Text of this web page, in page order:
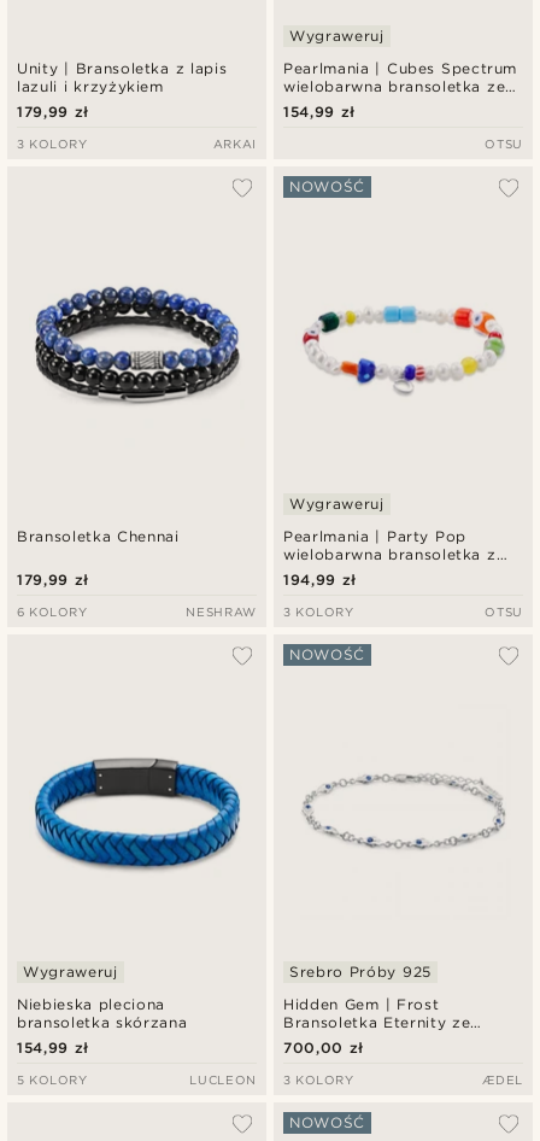
Unity | Bransoletka z lapis
lazuli i krzyżykiem
179,99 zł
3 KOLORY ARKAI
Pearlmania | Cubes Spectrum
wielobarwna bransoletka ze
szklanych koralików i stali
nierdzewnej
Wygraweruj
154,99 zł
OTSU
Bransoletka Chennai
179,99 zł
6 KOLORY NESHRAW
Pearlmania | Party Pop
wielobarwna bransoletka z
pereł słodkowodnych i
szklanych koralików
NOWOŚĆ
Wygraweruj
194,99 zł
3 KOLORY OTSU
Niebieska pleciona
bransoletka skórzana
Wygraweruj
154,99 zł
5 KOLORY LUCLEON
Hidden Gem | Frost
Bransoletka Eternity ze
srebra 925
NOWOŚĆ
Srebro Próby 925
700,00 zł
3 KOLORY ÆDEL
NOWOŚĆ